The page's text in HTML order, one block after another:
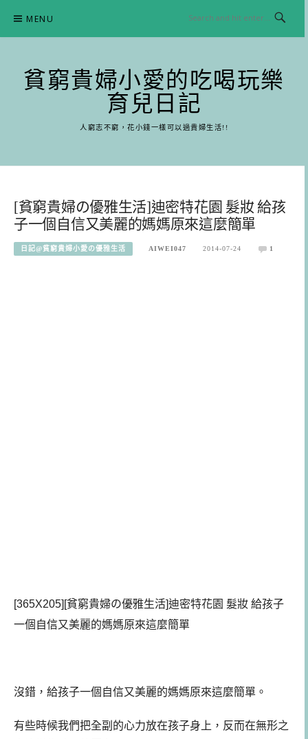
content
MENU
貧窮貴婦小愛的吃喝玩樂
育兒日記
人窮志不窮，花小錢一樣可以過貴婦生活!!
[貧窮貴婦の優雅生活]迪密特花園 髮妝 給孩
子一個自信又美麗的媽媽原來這麼簡單
日記@貧窮貴婦小愛の優雅生活 AIWEI047 2014-07-24 1
[365X205][貧窮貴婦の優雅生活]迪密特花園 髮妝 給孩子
一個自信又美麗的媽媽原來這麼簡單
沒錯，給孩子一個自信又美麗的媽媽原來這麼簡單。
有些時候我們把全副的心力放在孩子身上，反而在無形之